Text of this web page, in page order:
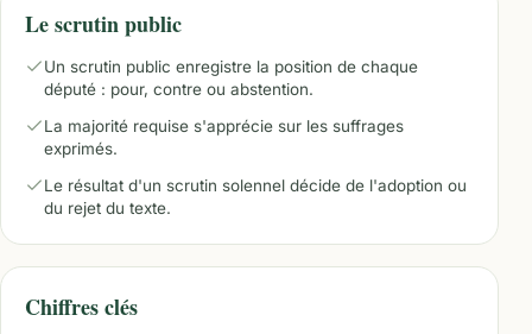
Le scrutin public
Un scrutin public enregistre la position de chaque
député : pour, contre ou abstention.
La majorité requise s'apprécie sur les suffrages
exprimés.
Le résultat d'un scrutin solennel décide de l'adoption ou
du rejet du texte.
Chiffres clés